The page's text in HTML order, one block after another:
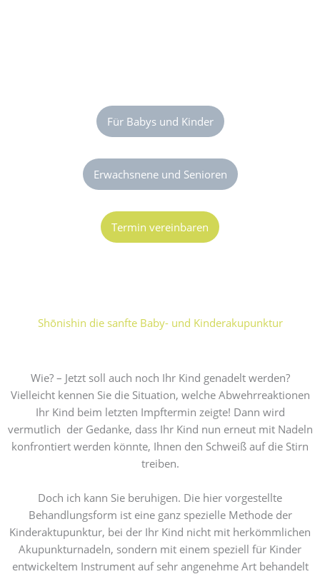
Für Babys und Kinder
Erwachsnene und Senioren
Termin vereinbaren
Shōnishin die sanfte Baby- und Kinderakupunktur
Wie? – Jetzt soll auch noch Ihr Kind genadelt werden?
Vielleicht kennen Sie die Situation, welche Abwehrreaktionen
Ihr Kind beim letzten Impftermin zeigte! Dann wird
vermutlich der Gedanke, dass Ihr Kind nun erneut mit Nadeln
konfrontiert werden könnte, Ihnen den Schweiß auf die Stirn
treiben.
Doch ich kann Sie beruhigen. Die hier vorgestellte
Behandlungsform ist eine ganz spezielle Methode der
Kinderaktupunktur, bei der Ihr Kind nicht mit herkömmlichen
Akupunkturnadeln, sondern mit einem speziell für Kinder
entwickeltem Instrument auf sehr angenehme Art behandelt